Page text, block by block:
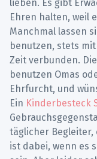
lieben. Es gibt
Ehren halten, weil
Manchmal lassen
benutzen, stets
Zeit verbunden.
benutzen Omas
Ehrfurcht, und
Ein Kinderbesteck
täglicher Begleiter,
ist dabei, wenn es